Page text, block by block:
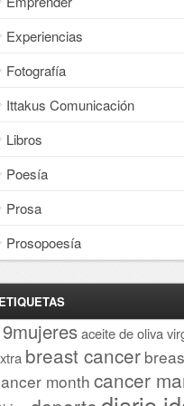
Experiencias
Fotografía
Ittakus Comunicación
Libros
Poesía
Prosa
Prosopoesía
aceite de oliva
breast cancer
month cancer